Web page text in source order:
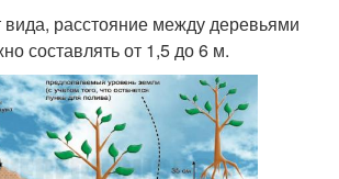
вида, расстояние между деревьями
составлять от 1,5 до 6 м.